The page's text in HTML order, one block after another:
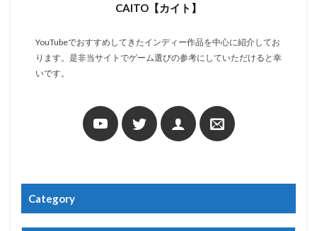
CAITO【カイト】
YouTubeでおすすめしてきたインディー作品を中心に紹介してお
ります。是非当サイトでゲーム選びの参考にしていただけると幸
いです。
Category